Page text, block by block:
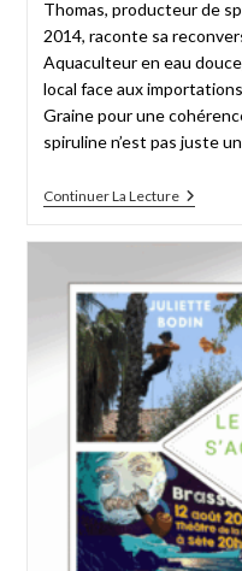
Thomas, producteur de
2014, raconte sa
Aquaculteur en eau
local face aux
Graine pour une
spiruline n’est pas juste
Continuer La Lecture